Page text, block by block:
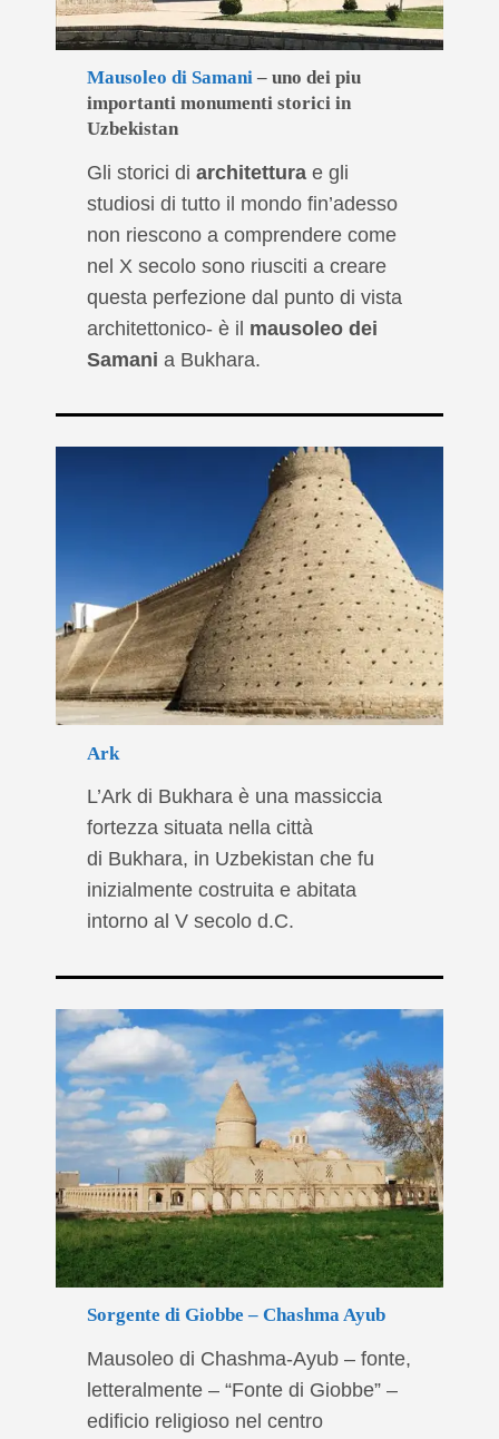
Mausoleo di Samani– uno dei piu
importanti monumenti storici in
Uzbekistan
Gli storici di architetturae gli
studiosi di tutto il mondo fin’adesso
non riescono a comprendere come
nel X secolo sono riusciti a creare
questa perfezione dal punto di vista
architettonico- è il mausoleo dei
Samani a Bukhara.
Ark
L’Ark di Bukhara è una massiccia
fortezza situata nella città
di Bukhara, in Uzbekistan che fu
inizialmente costruita e abitata
intorno al V secolo d.C.
Sorgente di Giobbe – Chashma Ayub
Mausoleo di Chashma-Ayub – fonte,
letteralmente – “Fonte di Giobbe” –
edificio religioso nel centro